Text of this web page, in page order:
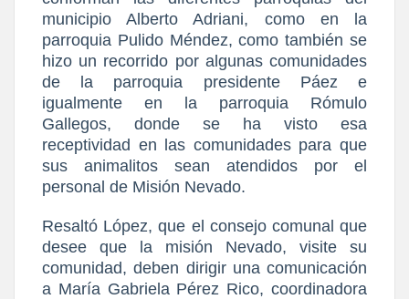
municipio Alberto Adriani, como en la
parroquia Pulido Méndez, como también se
hizo un recorrido por algunas comunidades
de la parroquia presidente Páez e
igualmente en la parroquia Rómulo
Gallegos, donde se ha visto esa
receptividad en las comunidades para que
sus animalitos sean atendidos por el
personal de Misión Nevado.
Resaltó López, que el consejo comunal que
desee que la misión Nevado, visite su
comunidad, deben dirigir una comunicación
a María Gabriela Pérez Rico, coordinadora